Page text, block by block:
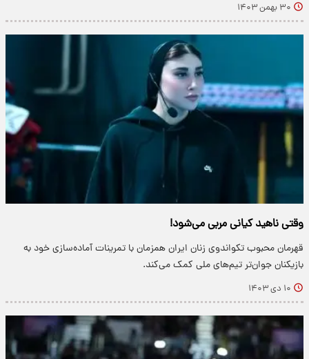
۳۰ بهمن ۱۴۰۳
وقتی ناهید کیانی مربی می‌شود!
قهرمان محبوب تکواندوی زنان ایران همزمان با تمرینات آماده‌سازی خود به
بازیکنان جوان‌تر تیم‌های ملی کمک می‌کند.
۱۰ دی ۱۴۰۳